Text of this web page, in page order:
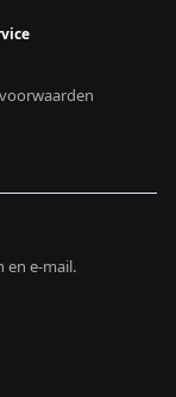
en e-mail.